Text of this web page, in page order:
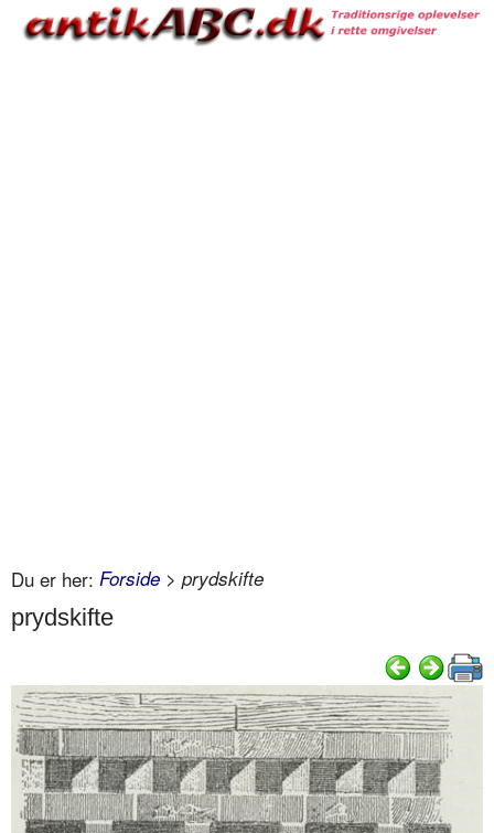
Du er her: Forside > prydskifte
prydskifte